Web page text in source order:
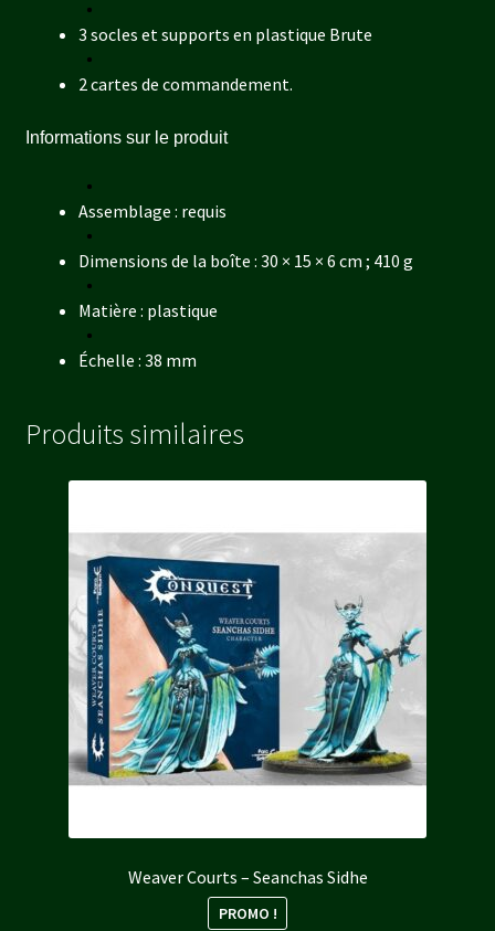
3 socles et supports en plastique Brute
2 cartes de commandement.
Informations sur le produit
Assemblage : requis
Dimensions de la boîte : 30 × 15 × 6 cm ; 410 g
Matière : plastique
Échelle : 38 mm
Produits similaires
Weaver Courts – Seanchas Sidhe
PROMO !